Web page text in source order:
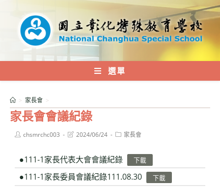
內
選單
家長會會議紀錄
> 家長會 >
Postchsmrchc003
Post2024/06/24
Post家長會
●111-1家長代表大會會議紀錄 下載
●111-1家長委員會議紀錄111.08.30 下載